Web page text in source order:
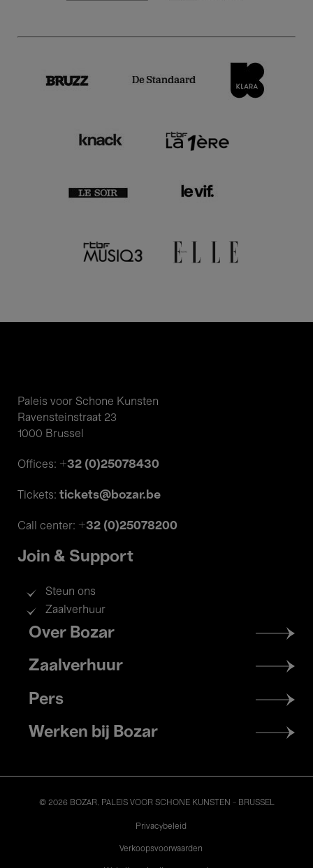
Paleis voor Schone Kunsten
Ravensteinstraat 23
1000 Brussel
Offices: +32 (0)25078430
Tickets: tickets@bozar.be
Call center: +32 (0)25078200
Join & Support
Steun ons
Zaalverhuur
Footer
menu
Over Bozar
Zaalverhuur
Pers
Werken bij Bozar
© 2026 BOZAR. PALEIS VOOR SCHONE KUNSTEN - BRUSSEL
Privacybeleid
Verkoopsvoorwaarden